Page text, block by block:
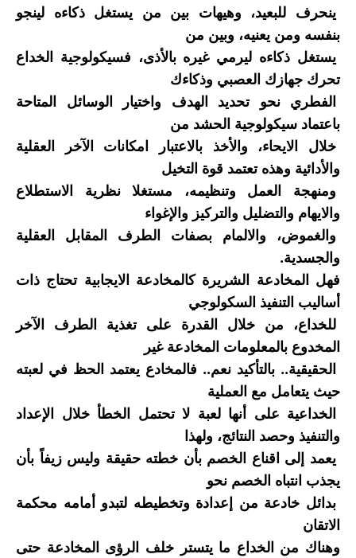
ينحرف للبعيد، وهيهات بين من يستغل ذكاءه لينجو
بنفسه ومن يعنيه، وبين من
يستغل ذكاءه ليرمي غيره بالأذى، فسيكولوجية الخداع
تحرك جهازك العصبي وذكاءك
الفطري نحو تحديد الهدف واختيار الوسائل المتاحة
باعتماد سيكولوجية الحشد من
خلال الايحاء، والأخذ بالاعتبار امكانات الآخر العقلية
والأدائية وهذه تعتمد قوة التخيل
ومنهجة العمل وتنظيمه، مستغلا نظرية الاستطلاع
والايهام والتضليل والتركيز والإغواء
والغموض، والالمام بصفات الطرف المقابل العقلية
والجسدية.
فهل المخادعة الشريرة كالمخادعة الايجابية تحتاج ذات
أساليب التنفيذ السكولوجي
للخداع، من خلال القدرة على تغذية الطرف الآخر
المخدوع بالمعلومات المخادعة غير
الحقيقية.. بالتأكيد نعم.. فالمخادع يعتمد الحظ في لعبته
حيث يتعامل مع العملية
الخداعية على أنها لعبة لا تحتمل الخطأ خلال الإعداد
والتنفيذ وحصد النتائج، ولهذا
يعمد إلى اقناع الخصم بأن خطته حقيقة وليس زيفاً بأن
يجذب انتباه الخصم نحو
بدائل خادعة من إعدادة وتخطيطه لتبدو أمامه محكمة
الاتقان
وهناك من الخداع ما يتستر خلف الرؤى المخادعة حتى